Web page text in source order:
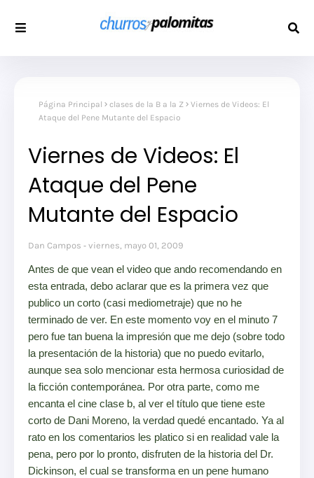
Página Principal clases de la B a la Z
Viernes de Videos: El
Ataque del Pene Mutante del Espacio
Viernes de Videos: El
Ataque del Pene
Mutante del Espacio
Dan Campos viernes, mayo 01, 2009
Antes de que vean el video que ando recomendando en
esta entrada, debo aclarar que es la primera vez que
publico un corto (casi mediometraje) que no he
terminado de ver. En este momento voy en el minuto 7
pero fue tan buena la impresión que me dejo (sobre todo
la presentación de la historia) que no puedo evitarlo,
aunque sea solo mencionar esta hermosa curiosidad de
la ficción contemporánea. Por otra parte, como me
encanta el cine clase b, al ver el título que tiene este
corto de Dani Moreno, la verdad quedé encantado. Ya al
rato en los comentarios les platico si en realidad vale la
pena, pero por lo pronto, disfruten de la historia del Dr.
Dickinson, el cual se transforma en un pene humano